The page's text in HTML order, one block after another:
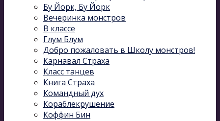
Бу Йорк, Бу Йорк
Вечеринка монстров
В классе
Глум Блум
Добро пожаловать в Школу монстров!
Карнавал Cтраха
Класс танцев
Книга Страха
Командный дух
Кораблекрушение
Коффин Бин